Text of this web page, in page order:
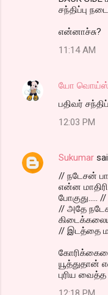
சந்திப்பு
என்னாச்சு?
11:14 AM
யோ வொய்ஸ்
பதிவர்
12:03 PM
Sukumar
// நடேசன்
என்ன மாதிரி
போகுது..... //
// அதே
// இடத்தை
யூத்துதான்
புரிய